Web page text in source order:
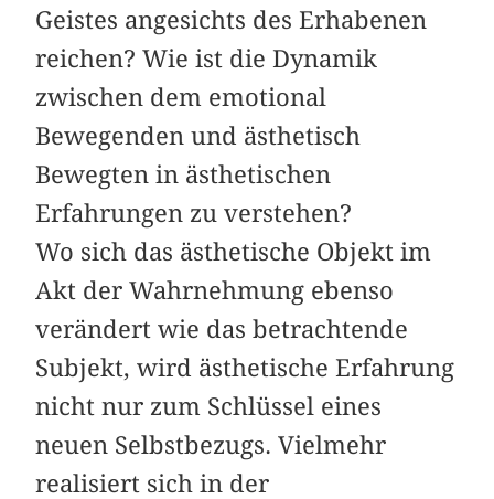
Geistes angesichts des Erhabenen
reichen? Wie ist die Dynamik
zwischen dem emotional
Bewegenden und ästhetisch
Bewegten in ästhetischen
Erfahrungen zu verstehen?
Wo sich das ästhetische Objekt im
Akt der Wahrnehmung ebenso
verändert wie das betrachtende
Subjekt, wird ästhetische Erfahrung
nicht nur zum Schlüssel eines
neuen Selbstbezugs. Vielmehr
realisiert sich in der